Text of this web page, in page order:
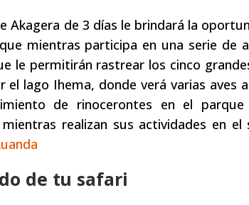
Akagera de 3 días le brindará la
mientras participa en una serie de
le permitirán rastrear los cinco
el lago Ihema, donde verá varias aves
de rinocerontes en el
realizan sus actividades en
de tu safari